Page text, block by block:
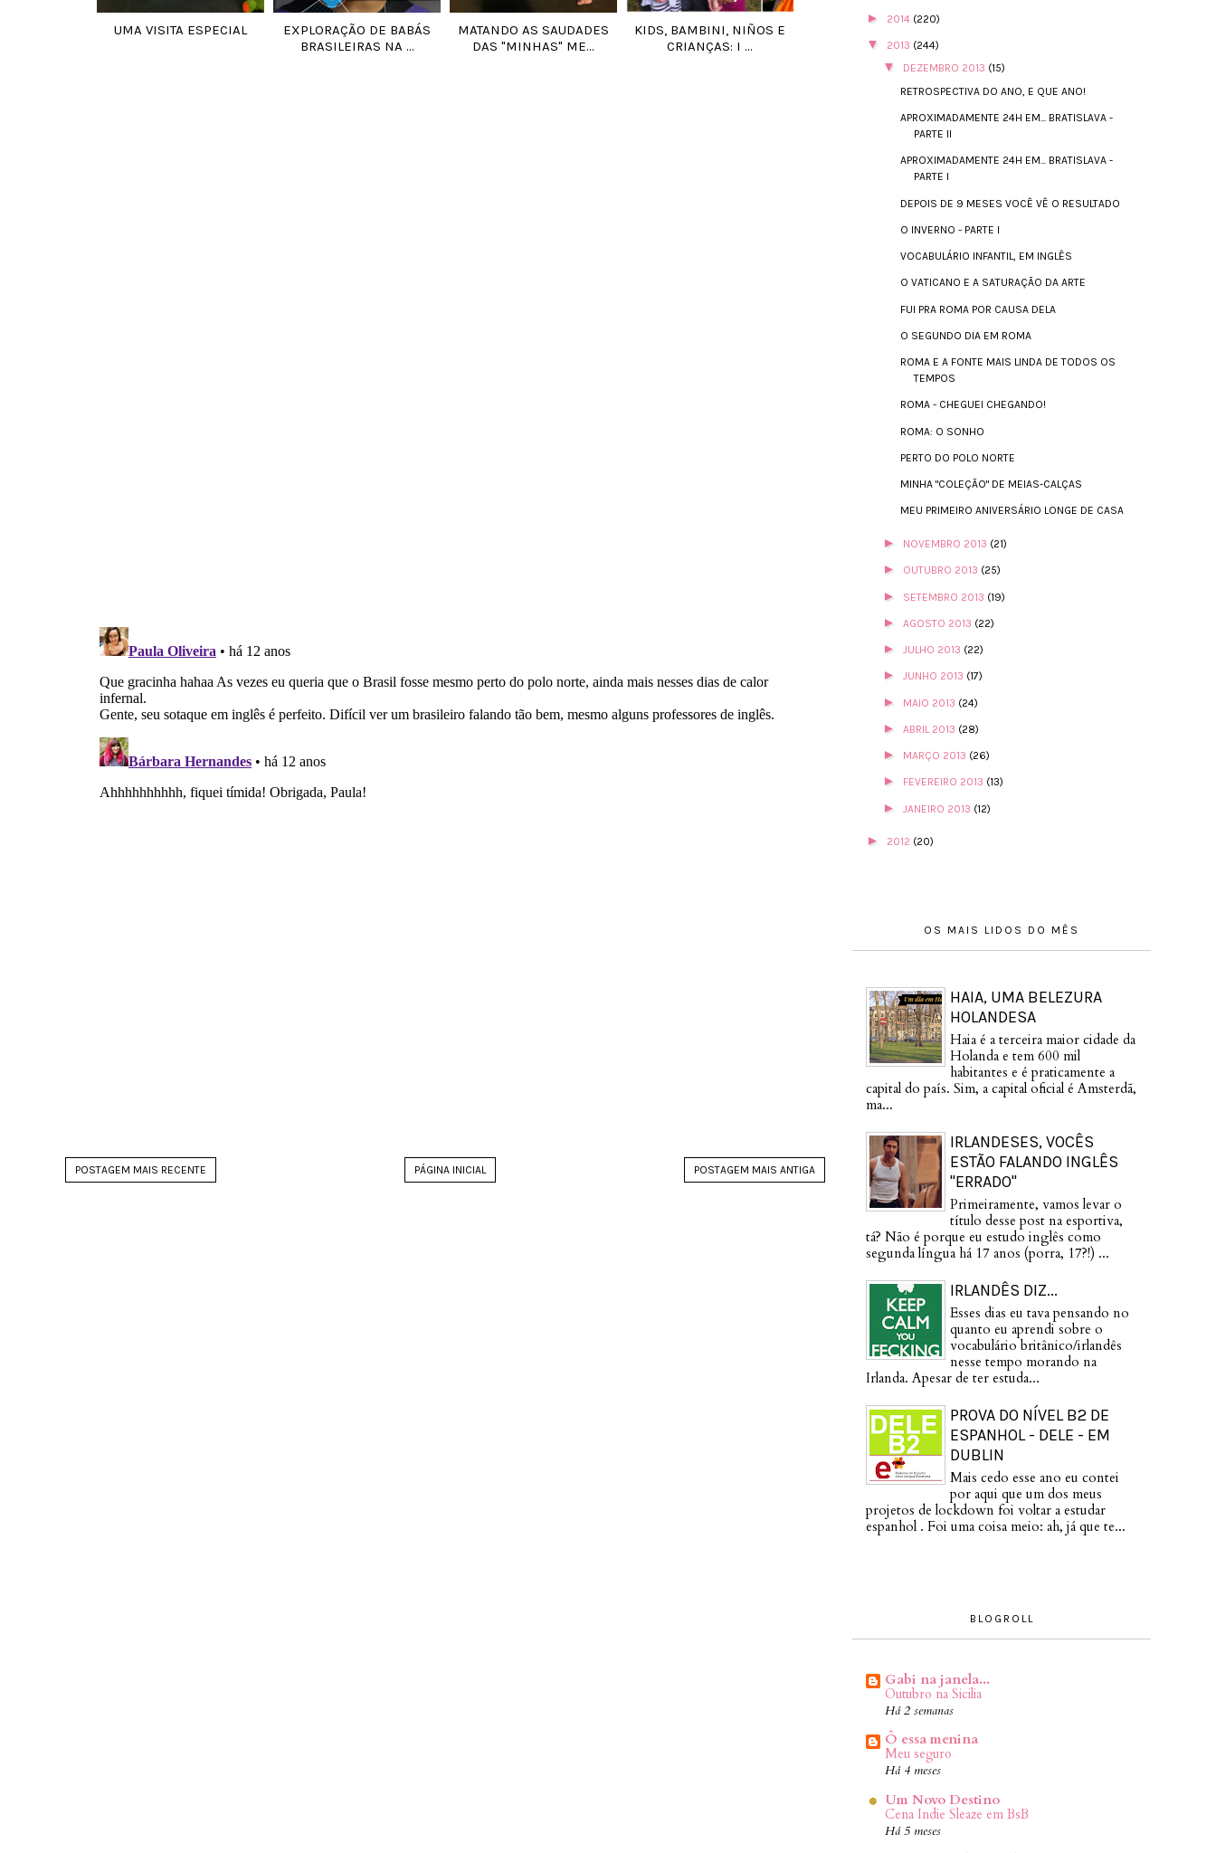
UMA VISITA ESPECIAL
EXPLORAÇÃO DE BABÁS
BRASILEIRAS NA ...
MATANDO AS SAUDADES
DAS "MINHAS" ME...
KIDS, BAMBINI, NIÑOS E
CRIANÇAS: I ...
POSTAGEM MAIS RECENTE POSTAGEM MAIS ANTIGA
PÁGINA INICIAL
► 2014 (220)
▼ 2013 (244)
▼ DEZEMBRO 2013 (15)
RETROSPECTIVA DO ANO, E QUE ANO!
APROXIMADAMENTE 24H EM... BRATISLAVA -
PARTE II
APROXIMADAMENTE 24H EM... BRATISLAVA -
PARTE I
DEPOIS DE 9 MESES VOCÊ VÊ O RESULTADO
O INVERNO - PARTE I
VOCABULÁRIO INFANTIL, EM INGLÊS
O VATICANO E A SATURAÇÃO DA ARTE
FUI PRA ROMA POR CAUSA DELA
O SEGUNDO DIA EM ROMA
ROMA E A FONTE MAIS LINDA DE TODOS OS
TEMPOS
ROMA - CHEGUEI CHEGANDO!
ROMA: O SONHO
PERTO DO POLO NORTE
MINHA "COLEÇÃO" DE MEIAS-CALÇAS
MEU PRIMEIRO ANIVERSÁRIO LONGE DE CASA
► NOVEMBRO 2013 (21)
► OUTUBRO 2013 (25)
► SETEMBRO 2013 (19)
► AGOSTO 2013 (22)
► JULHO 2013 (22)
► JUNHO 2013 (17)
► MAIO 2013 (24)
► ABRIL 2013 (28)
► MARÇO 2013 (26)
► FEVEREIRO 2013 (13)
► JANEIRO 2013 (12)
► 2012 (20)
OS MAIS LIDOS DO MÊS
HAIA, UMA BELEZURA
HOLANDESA
Haia é a terceira maior cidade da
Holanda e tem 600 mil
habitantes e é praticamente a
capital do país. Sim, a capital oficial é Amsterdã,
ma...
IRLANDESES, VOCÊS
ESTÃO FALANDO INGLÊS
"ERRADO"
Primeiramente, vamos levar o
título desse post na esportiva,
tá? Não é porque eu estudo inglês como
segunda língua há 17 anos (porra, 17?!) ...
IRLANDÊS DIZ...
Esses dias eu tava pensando no
quanto eu aprendi sobre o
vocabulário britânico/irlandês
nesse tempo morando na
Irlanda. Apesar de ter estuda...
PROVA DO NÍVEL B2 DE
ESPANHOL - DELE - EM
DUBLIN
Mais cedo esse ano eu contei
por aqui que um dos meus
projetos de lockdown foi voltar a estudar
espanhol . Foi uma coisa meio: ah, já que te...
BLOGROLL
Gabi na janela...
Outubro na Sicilia
Há 2 semanas
Ô essa menina
Meu seguro
Há 4 meses
Um Novo Destino
Cena Indie Sleaze em BsB
Há 5 meses